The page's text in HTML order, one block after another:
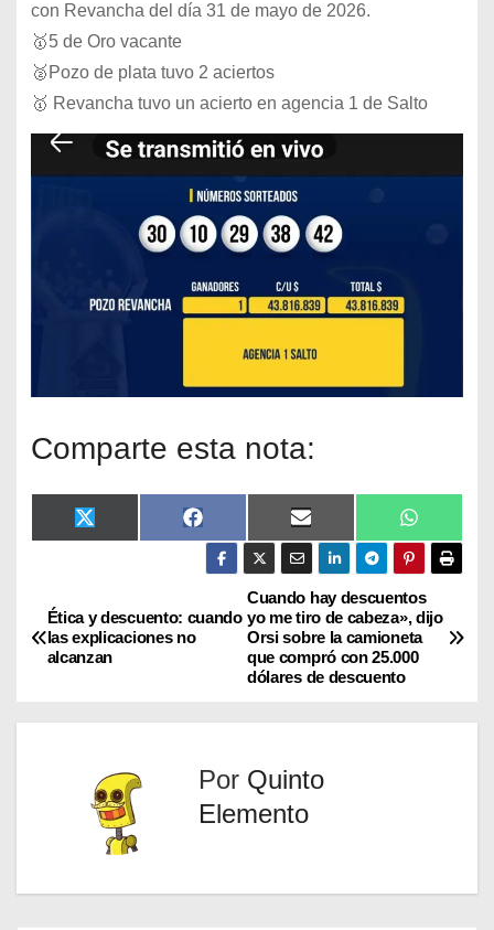
con Revancha del día 31 de mayo de 2026.
🥇5 de Oro vacante
🥈Pozo de plata tuvo 2 aciertos
🥇 Revancha tuvo un acierto en agencia 1 de Salto
Comparte esta nota:
X
(
t
t
e
r
F
a
e
o
E
m
i
l
W
h
t
s
A
p
p
Cuando hay descuentos
yo me tiro de cabeza», dijo
Orsi sobre la camioneta
que compró con 25.000
dólares de descuento
Ética y descuento: cuando
las explicaciones no
alcanzan
Por Quinto
Elemento